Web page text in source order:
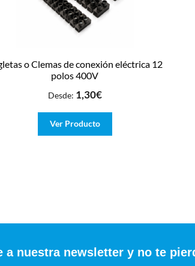
o Clemas de conexión eléctrica 12
polos 400V
Desde: 1,30€
Ver Producto
a nuestra newsletter y no te